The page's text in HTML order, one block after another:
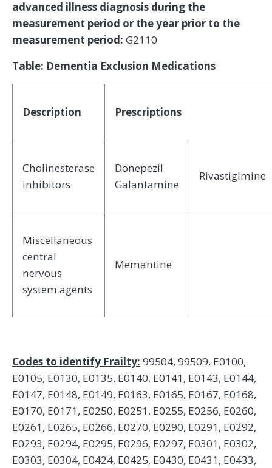
advanced illness diagnosis during the
measurement period or the year prior to the
measurement period: G2110
Table: Dementia Exclusion Medications
Description Prescriptions
Cholinesterase
inhibitors
Donepezil
Galantamine
Rivastigimine
Miscellaneous
central
nervous
system agents
Memantine
Codes to identify Frailty: 99504, 99509, E0100,
E0105, E0130, E0135, E0140, E0141, E0143, E0144,
E0147, E0148, E0149, E0163, E0165, E0167, E0168,
E0170, E0171, E0250, E0251, E0255, E0256, E0260,
E0261, E0265, E0266, E0270, E0290, E0291, E0292,
E0293, E0294, E0295, E0296, E0297, E0301, E0302,
E0303, E0304, E0424, E0425, E0430, E0431, E0433,